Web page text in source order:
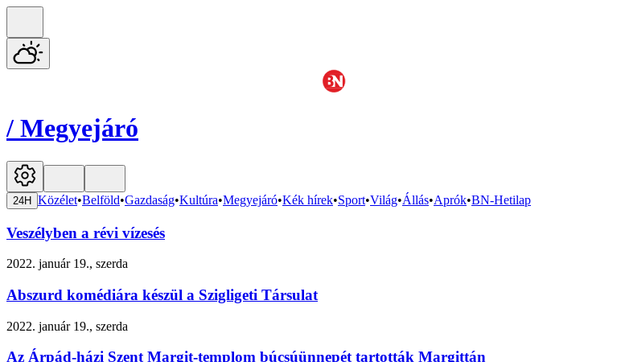
/ Megyejáró
24H Közélet•Belföld•Gazdaság•Kultúra•Megyejáró•Kék hírek•Sport•Világ•Állás•Aprók•BN-Hetilap
Veszélyben a révi vízesés
2022. január 19., szerda
Abszurd komédiára készül a Szigligeti Társulat
2022. január 19., szerda
Az Árpád-házi Szent Margit-templom búcsúünnepét tartották Margittán